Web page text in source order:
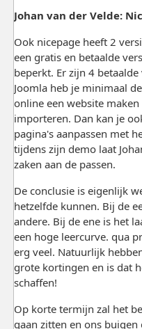
Johan van der Velde:
Ook nicepage heeft 2
een gratis en betaalde
beperkt. Er zijn 4
Joomla heb je minimaal
online een website
importeren. Dan kan je
pagina's aanpassen met
tijdens zijn demo laat
zaken aan de passen.
De conclusie is eigenlijk
hetzelfde kunnen. Bij de
andere. Bij de ene is het
een hoge leercurve. qua
erg veel. Natuurlijk
grote kortingen en is dat
schaffen!
Op korte termijn zal het
gaan zitten en ons